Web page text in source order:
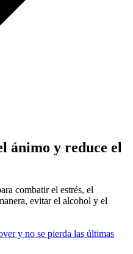
ánimo y reduce el
combatir el estrés, el
evitar el alcohol y el
y no se pierda las últimas